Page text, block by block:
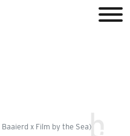
x Film by the Sea)